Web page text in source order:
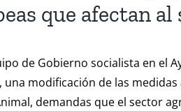
que afectan al
de Gobierno socialista en el
modificación de las
demandas que el sector